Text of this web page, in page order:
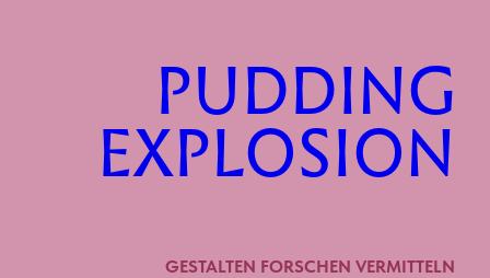
PUDDING
EXPLOSION
GESTALTEN FORSCHEN VERMITTELN